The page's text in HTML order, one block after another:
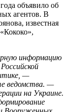
объявило об
агентов. В
известная
информацию
—
ведомства. —
на Украине.